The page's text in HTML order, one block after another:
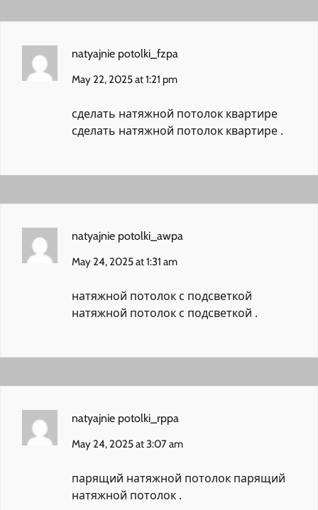
natyajnie potolki_fzpa
May 22, 2025 at 1:21 pm
сделать натяжной потолок квартире
сделать натяжной потолок квартире .
natyajnie potolki_awpa
May 24, 2025 at 1:31 am
натяжной потолок с подсветкой
натяжной потолок с подсветкой .
natyajnie potolki_rppa
May 24, 2025 at 3:07 am
парящий натяжной потолок парящий
натяжной потолок .